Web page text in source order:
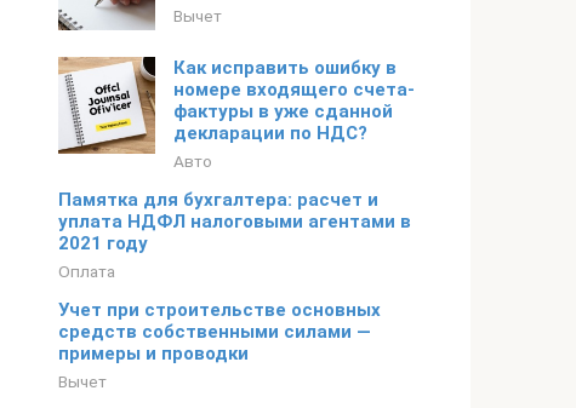
Вычет
Как исправить ошибку в
номере входящего счета-
фактуры в уже сданной
декларации по НДС?
Авто
Памятка для бухгалтера: расчет и
уплата НДФЛ налоговыми агентами в
2021 году
Оплата
Учет при строительстве основных
средств собственными силами —
примеры и проводки
Вычет